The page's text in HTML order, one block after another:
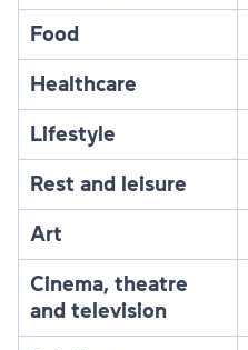
Food
Healthcare
Lifestyle
Rest and leisure
Art
Cinema, theatre
and television